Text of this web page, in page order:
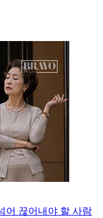
어 끊어내야 할 사람